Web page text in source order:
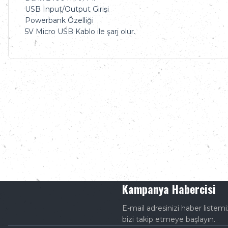
USB Input/Output Girişi
Powerbank Özelliği
5V Micro USB Kablo ile şarj olur.
Kampanya Habercisi
E-mail adresinizi haber
bizi takip etmeye başlayın.